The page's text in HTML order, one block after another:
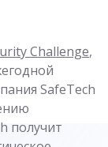
Challenge,
SafeTech
получит